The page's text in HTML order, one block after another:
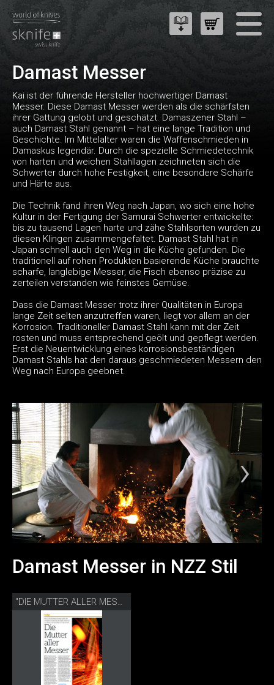
Damast Messer
Kai ist der führende Hersteller hochwertiger Damast
Messer. Diese Damast Messer werden als die schärfsten
ihrer Gattung gelobt und geschätzt. Damaszener Stahl –
auch Damast Stahl genannt – hat eine lange Tradition und
Geschichte. Im Mittelalter waren die Waffenschmieden in
Damaskus legendär. Durch die spezielle Schmiedetechnik
von harten und weichen Stahllagen zeichneten sich die
Schwerter durch hohe Festigkeit, eine besondere Schärfe
und Härte aus.
Die Technik fand ihren Weg nach Japan, wo sich eine hohe
Kultur in der Fertigung der Samurai Schwerter entwickelte:
bis zu tausend Lagen harte und zähe Stahlsorten wurden zu
diesen Klingen zusammengefaltet. Damast Stahl hat in
Japan schnell auch den Weg in die Küche gefunden. Die
traditionell auf rohen Produkten basierende Küche brauchte
scharfe, langlebige Messer, die Fisch ebenso präzise zu
zerteilen verstanden wie feinstes Gemüse.
Dass die Damast Messer trotz ihrer Qualitäten in Europa
lange Zeit selten anzutreffen waren, liegt vor allem an der
Korrosion. Traditioneller Damast Stahl kann mit der Zeit
rosten und muss entsprechend geölt und gepflegt werden.
Erst die Neuentwicklung eines korrosionsbeständigen
Damast Stahls hat den daraus geschmiedeten Messern den
Weg nach Europa geebnet.
Damast Messer in NZZ Stil
"DIE MUTTER ALLER MESSER" NZZ STIL